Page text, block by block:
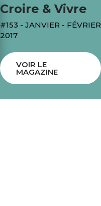
Croire & Vivre
#153 - JANVIER - FÉVRIER
2017
VOIR LE
MAGAZINE